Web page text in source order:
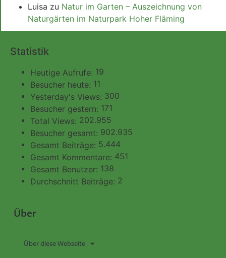
Luisa zu Natur im Garten – Auszeichnung von
Naturgärten im Naturpark Hoher Fläming
Statistik
Heutige Aufrufe: 19
Besucher heute: 11
Yesterday's Views: 300
Besucher gestern: 171
Total Views: 202.955
Besucher gesamt: 902.935
Gesamt Beiträge: 5.444
Gesamt Kommentare: 451
Gesamt Benutzer: 138
Durchschnitt Beiträge: 2
Über
Über diese Webseite